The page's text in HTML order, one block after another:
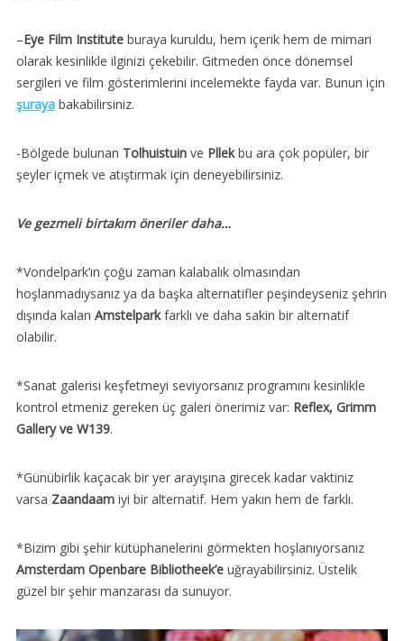
–Eye Film Instituteburaya kuruldu, hem içerik hem de mimari
olarak kesinlikle ilginizi çekebilir. Gitmeden önce dönemsel
sergileri ve film gösterimlerini incelemekte fayda var. Bunun için
şurayabakabilirsiniz.
-Bölgede bulunan Tolhuistuinve Pllekbu ara çok popüler, bir
şeyler içmek ve atıştırmak için deneyebilirsiniz.
Ve gezmeli birtakım öneriler daha…
*Vondelpark’ın çoğu zaman kalabalık olmasından
hoşlanmadıysanız ya da başka alternatifler peşindeyseniz şehrin
dışında kalan Amstelparkfarklı ve daha sakin bir alternatif
olabilir.
*Sanat galerisi keşfetmeyi seviyorsanız programını kesinlikle
kontrol etmeniz gereken üç galeri önerimiz var: Reflex, Grimm
Gallery ve W139.
*Günübirlik kaçacak bir yer arayışına girecek kadar vaktiniz
varsa Zaandaamiyi bir alternatif. Hem yakın hem de farklı.
*Bizim gibi şehir kütüphanelerini görmekten hoşlanıyorsanız
Amsterdam Openbare Bibliotheek’e uğrayabilirsiniz. Üstelik
güzel bir şehir manzarası da sunuyor.